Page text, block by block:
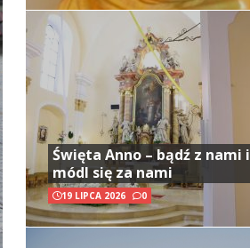
Święta Anno – bądź z nami i
módl się za nami
19 LIPCA 2026 0